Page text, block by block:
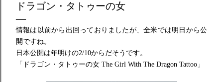
ドラゴン・タトゥーの女
情報は以前から出回っておりましたが、全米では明日から公
開ですね。
日本公開は年明けの2/10からだそうです。
「ドラゴン・タトゥーの女 The Girl With The Dragon Tattoo」